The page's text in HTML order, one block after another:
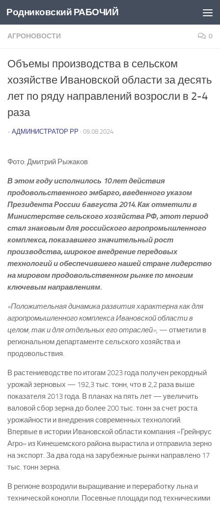
Перейти к содержимому
Родниковский РАБОЧИЙ
АГРОНОВОСТИ 0
Объемы производства в сельском
хозяйстве Ивановской области за десять
лет по ряду направлений возросли в 2-4
раза
- АДМИНИСТРАТОР РР · 09.08.2024
Фото: Дмитрий Рыжаков
В этом году исполнилось 10 лет действия
продовольственного эмбарго, введенного указом
Президента России 6 августа 2014. Как отметили в
Министерстве сельского хозяйства РФ, этот период
стал знаковым для российского агропромышленного
комплекса, показавшего значительный рост
производства, широкое внедрение передовых
технологий и обеспечившего нашей стране лидерство
на мировом продовольственном рынке по многим
ключевым направлениям.
«Положительная динамика развития характерна как для
агропромышленного комплекса Ивановской области в
целом, так и для отдельных его отраслей», — отметили в
региональном департаменте сельского хозяйства и
продовольствия.
В растениеводстве по итогам 2023 года получен рекордный
урожай зерновых — 192,3 тыс. тонн, что в 2,2 раза выше
показателя 2013 года. В планах на пять лет — увеличить
валовой сбор зерна до более 200 тыс. тонн за счет роста
урожайности и внедрения современных технологий.
Впервые в истории Ивановской области компания «Грейнрус
Агро» из Кинешемского района вырастила и отправила зерно
на экспорт. За два года на зарубежные рынки направлено 17
тыс. тонн зерна.
В регионе возродили выращивание и переработку льна и
технической конопли. Посевные площади под техническими